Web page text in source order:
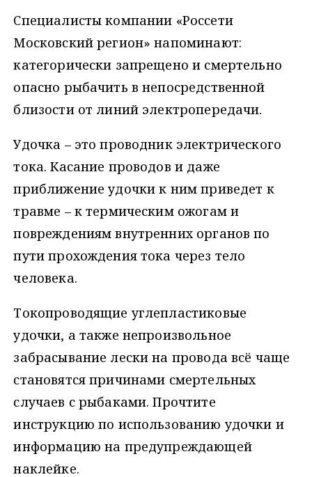
Специалисты компании «Россети
Московский регион» напоминают:
категорически запрещено и смертельно
опасно рыбачить в непосредственной
близости от линий электропередачи.
Удочка – это проводник электрического
тока. Касание проводов и даже
приближение удочки к ним приведет к
травме – к термическим ожогам и
повреждениям внутренних органов по
пути прохождения тока через тело
человека.
Токопроводящие углепластиковые
удочки, а также непроизвольное
забрасывание лески на провода всё чаще
становятся причинами смертельных
случаев с рыбаками. Прочтите
инструкцию по использованию удочки и
информацию на предупреждающей
наклейке.